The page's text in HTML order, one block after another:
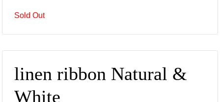
Sold Out
linen ribbon Natural &
White